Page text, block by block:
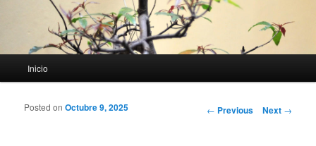
Skip to primary content
Skip to secondary content
Inicio
Post navigation
← Previous Next →
Posted onOctubre 9, 2025